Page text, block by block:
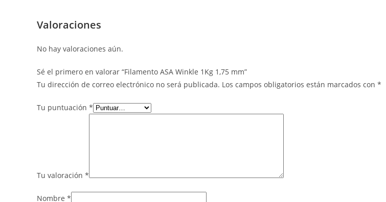
Valoraciones
No hay valoraciones aún.
Sé el primero en valorar “Filamento ASA Winkle 1Kg 1,75 mm”
Tu dirección de correo electrónico no será publicada. Los campos obligatorios están marcados con *
Tu puntuación *
Tu valoración *
Nombre *